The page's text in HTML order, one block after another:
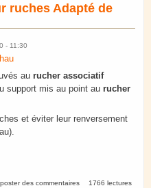
ruches Adapté de
- 11:30
au rucher associatif
support mis au point au rucher
et éviter leur renversement
ruches Adapté de Mundolsheim
des commentaires 1766 lectures